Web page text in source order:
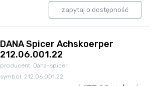
zapytaj o dostępność
DANA Spicer Achskoerper
212.06.001.22
producent: Dana-spicer
symbol: 212.06.001.22